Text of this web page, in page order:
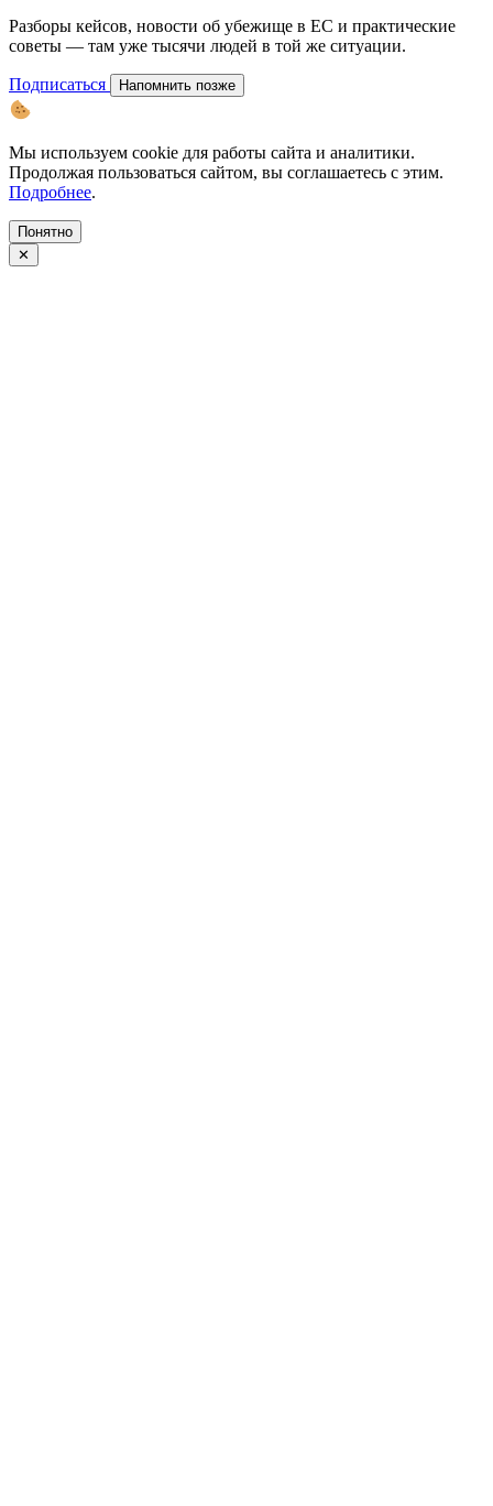
Разборы кейсов, новости об убежище в ЕС и практические
советы — там уже тысячи людей в той же ситуации.
Подписаться Напомнить позже
Мы используем cookie для работы сайта и аналитики.
Продолжая пользоваться сайтом, вы соглашаетесь с этим.
Подробнее.
Понятно
✕